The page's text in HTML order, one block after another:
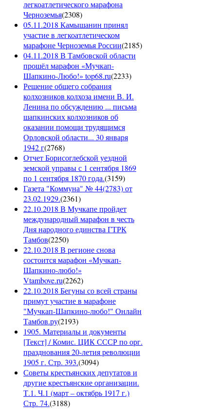
легкоатлетического марафона
Черноземья(2308)
05.11.2018 Камышанин принял
участие в легкоатлетическом
марафоне Черноземья России(2185)
04.11.2018 В Тамбовской области
прошёл марафон «Мучкап-
Шапкино-Любо!» top68.ru(2233)
Решение общего собрания
колхозников колхоза имени В. И.
Ленина по обсуждению ... письма
шапкинских колхозников об
оказании помощи трудящимся
Орловской области... 30 января
1942 г(2768)
Отчет Борисоглебской уездной
земской управы с 1 сентября 1869
по 1 сентября 1870 года.(3159)
Газета "Коммуна" № 44(2783) от
23.02.1929.(2361)
22.10.2018 В Мучкапе пройдет
международный марафон в честь
Дня народного единства ГТРК
Тамбов(2250)
22.10.2018 В регионе снова
состоится марафон «Мучкап-
Шапкино-любо!»
Vtambove.ru(2262)
22.10.2018 Бегуны со всей страны
примут участие в марафоне
"Мучкап-Шапкино-любо!" Онлайн
Тамбов.ру(2193)
1905. Материалы и документы
[Текст] / Комис. ЦИК СССР по орг.
празднования 20-летия революции
1905 г. Стр. 393.(3094)
Советы крестьянских депутатов и
другие крестьянские организации.
Т.1. Ч.1 (март – октябрь 1917 г.)
Стр. 74.(3188)